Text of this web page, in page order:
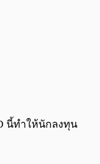
นี้ทำให้นักลงทุน